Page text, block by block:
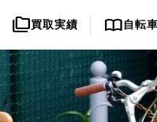
folder_copy買取実績 import_contacts自転